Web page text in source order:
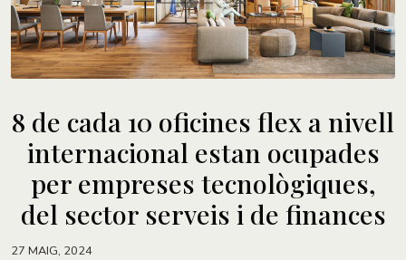
8 de cada 10 oficines flex a nivell
internacional estan ocupades
per empreses tecnològiques,
del sector serveis i de finances
27 MAIG, 2024